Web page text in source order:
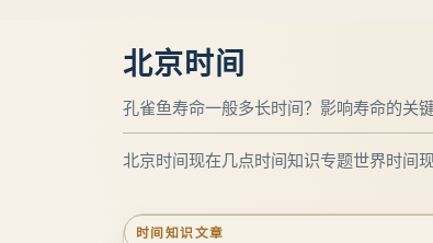
北京时间
孔雀鱼寿命一般多长时间？影响寿命的关
北京时间现在几点时间知识专题世界时间
时间知识文章